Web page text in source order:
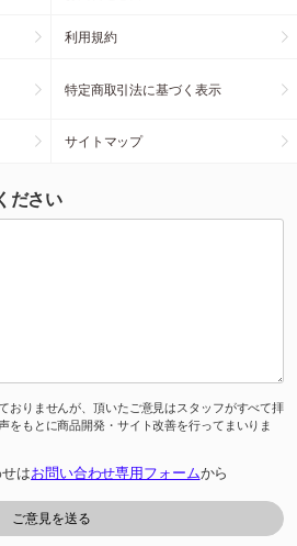
利用規約
特定商取引法に基づく表示
サイトマップ
ださい
おりませんが、頂いたご意見はスタッフがすべて拝
をもとに商品開発・サイト改善を行ってまいりま
はお問い合わせ専用フォームから